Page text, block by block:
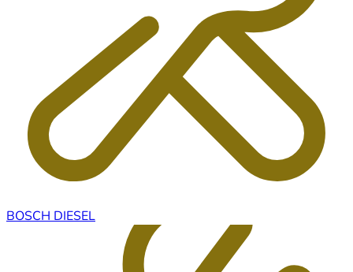
BOSCH DIESEL